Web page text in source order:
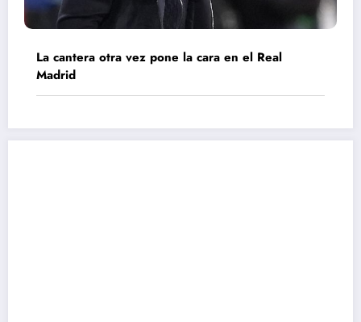
La cantera otra vez pone la cara en el Real
Madrid